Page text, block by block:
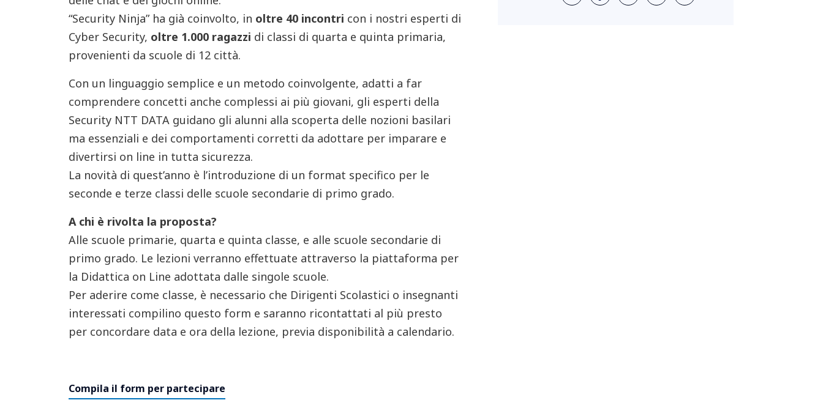
“Security Ninja” ha già coinvolto, in oltre 40 incontri con i nostri esperti di
Cyber Security, oltre 1.000 ragazzi di classi di quarta e quinta primaria,
provenienti da scuole di 12 città.
Con un linguaggio semplice e un metodo coinvolgente, adatti a far
comprendere concetti anche complessi ai più giovani, gli esperti della
Security NTT DATA guidano gli alunni alla scoperta delle nozioni basilari
ma essenziali e dei comportamenti corretti da adottare per imparare e
divertirsi on line in tutta sicurezza.
La novità di quest’anno è l’introduzione di un format specifico per le
seconde e terze classi delle scuole secondarie di primo grado.
A chi è rivolta la proposta?
Alle scuole primarie, quarta e quinta classe, e alle scuole secondarie di
primo grado. Le lezioni verranno effettuate attraverso la piattaforma per
la Didattica on Line adottata dalle singole scuole.
Per aderire come classe, è necessario che Dirigenti Scolastici o insegnanti
interessati compilino questo form e saranno ricontattati al più presto
per concordare data e ora della lezione, previa disponibilità a calendario.
Compila il form per partecipare